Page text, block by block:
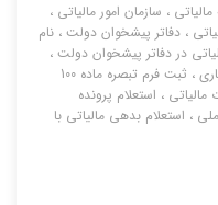
مالیاتی ، سازمان امور مالیاتی ،
، دفاتر پیشخوان دولت ، نام
در دفاتر پیشخوان دولت ،
،
ثبت فرم تبصره ماده 100
، استعلام پرونده
، استعلام بدهی مالیاتی با